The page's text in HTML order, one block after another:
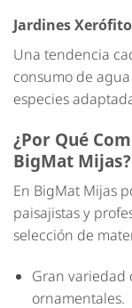
Jardines
Una tendencia
consumo de
especies
¿Por Qué
BigMat Mijas?
En BigMat Mijas
paisajistas y
selección de
Gran variedad
ornamentales.